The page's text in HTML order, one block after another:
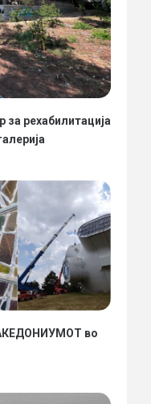
рехабилитација
во